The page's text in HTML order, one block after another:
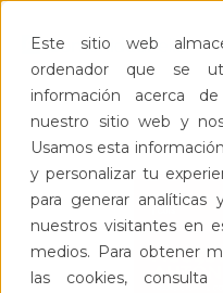
Este sitio web
ordenador que se
información acerca
nuestro sitio web y
Usamos esta
y personalizar tu
para generar analíticas
nuestros visitantes en
medios. Para obtener
las cookies,